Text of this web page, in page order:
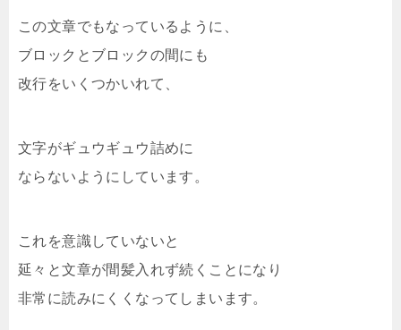
この文章でもなっているように、
ブロックとブロックの間にも
改行をいくつかいれて、
文字がギュウギュウ詰めに
ならないようにしています。
これを意識していないと
延々と文章が間髪入れず続くことになり
非常に読みにくくなってしまいます。